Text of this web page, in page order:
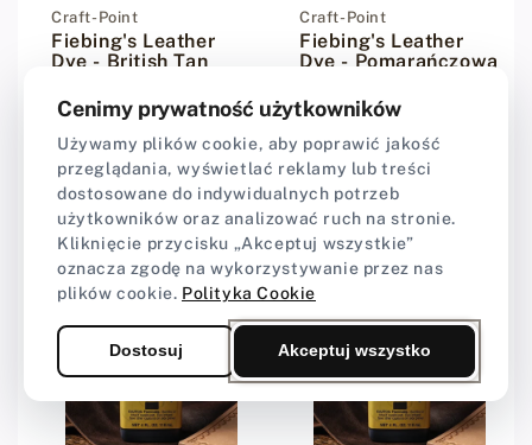
Dostawca:
Craft-Point
Fiebing's Leather
Dye - British Tan
ml
★★★★★
★★★★★4,67 (3)
Cena regularna
35,90 zł
Dostawca:
Craft-Point
Fiebing's Leather
Dye - Pomarańczowa
ml
★★★★★
★★★★★4,67 (3)
Cena regularna
35,90 zł
Cenimy prywatność użytkowników
Używamy plików cookie, aby poprawić jakość
przeglądania, wyświetlać reklamy lub treści
dostosowane do indywidualnych potrzeb
użytkowników oraz analizować ruch na stronie.
Kliknięcie przycisku „Akceptuj wszystkie”
oznacza zgodę na wykorzystywanie przez nas
plików cookie. Polityka Cookie
Dostosuj Akceptuj wszystko